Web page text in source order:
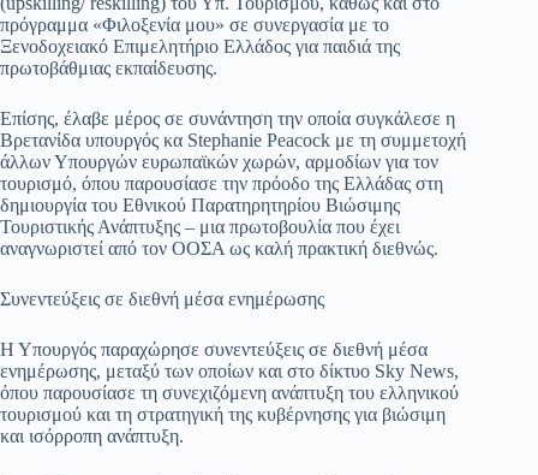
πρόγραμμα «Φιλοξενία μου» σε συνεργασία με το
Ξενοδοχειακό Επιμελητήριο Ελλάδος για παιδιά της
πρωτοβάθμιας εκπαίδευσης.
Επίσης, έλαβε μέρος σε συνάντηση την οποία συγκάλεσε η
Βρετανίδα υπουργός κα Stephanie Peacock με τη συμμετοχή
άλλων Υπουργών ευρωπαϊκών χωρών, αρμοδίων για τον
τουρισμό, όπου παρουσίασε την πρόοδο της Ελλάδας στη
δημιουργία του Εθνικού Παρατηρητηρίου Βιώσιμης
Τουριστικής Ανάπτυξης – μια πρωτοβουλία που έχει
αναγνωριστεί από τον ΟΟΣΑ ως καλή πρακτική διεθνώς.
Συνεντεύξεις σε διεθνή μέσα ενημέρωσης
Η Υπουργός παραχώρησε συνεντεύξεις σε διεθνή μέσα
ενημέρωσης, μεταξύ των οποίων και στο δίκτυο Sky News,
όπου παρουσίασε τη συνεχιζόμενη ανάπτυξη του ελληνικού
τουρισμού και τη στρατηγική της κυβέρνησης για βιώσιμη
και ισόρροπη ανάπτυξη.